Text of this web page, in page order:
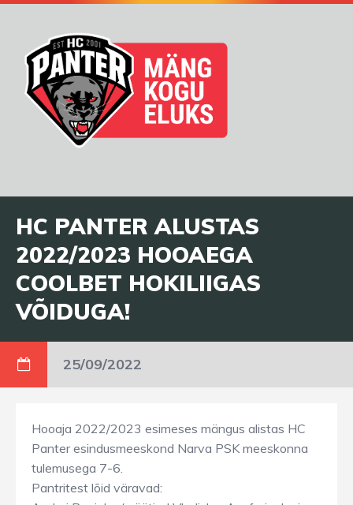
HC PANTER ALUSTAS
2022/2023 HOOAEGA
COOLBET HOKILIIGAS
VÕIDUGA!
25/09/2022
Hooaja 2022/2023 esimeses mängus alistas HC
Panter esindusmeeskond Narva PSK meeskonna
tulemusega 7-6.
Pantritest lõid väravad: